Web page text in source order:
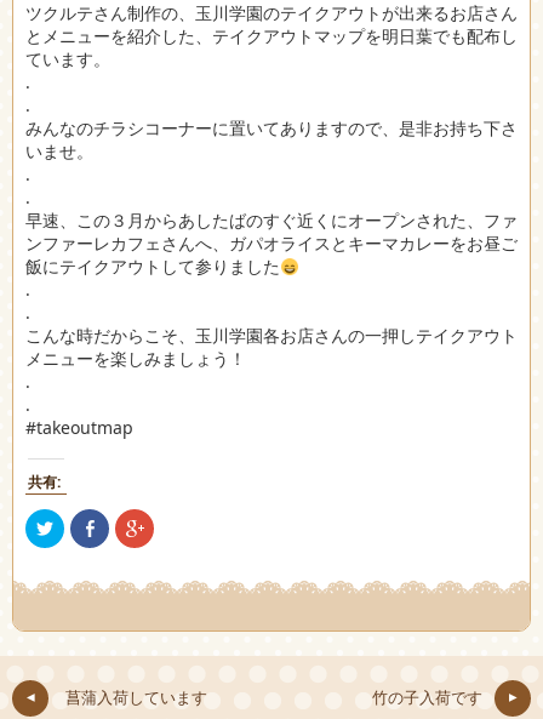
ツクルテさん制作の、玉川学園のテイクアウトが出来るお店さん
とメニューを紹介した、テイクアウトマップを明日葉でも配布し
ています。
.
.
みんなのチラシコーナーに置いてありますので、是非お持ち下さ
いませ。
.
.
早速、この３月からあしたばのすぐ近くにオープンされた、ファ
ンファーレカフェさんへ、ガパオライスとキーマカレーをお昼ご
飯にテイクアウトして参りました
.
.
こんな時だからこそ、玉川学園各お店さんの一押しテイクアウト
メニューを楽しみましょう！
.
.
#takeoutmap
共有:
ク
リ
し
て
で
し
い
Facebook
で
(新
し
ウ
ン
ウ
で
ク
リ
し
て
で
有
い
菖蒲入荷しています 竹の子入荷です